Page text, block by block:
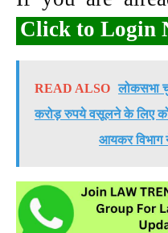
Click to Login
READ ALSO लोकसभा
करोड़ रुपये वसूलने के लिए
आयकर विभाग